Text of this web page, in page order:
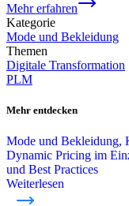
Mehr erfahren
Kategorie
Mode und Bekleidung
Themen
Digitale Transformation
PLM
Mehr entdecken
Mode und Bekleidung,
Dynamic Pricing im
und Best Practices
Weiterlesen